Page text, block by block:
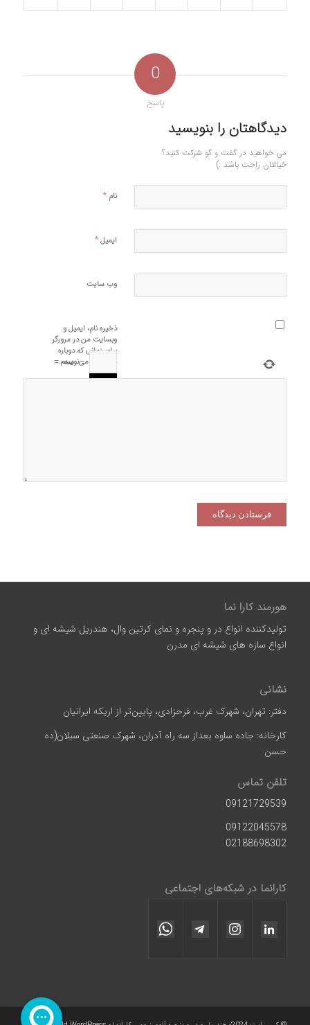
0
پاسخ
دیدگاهتان را بنویسید
می خواهید در گفت و گو شرکت کنید؟
خیالتان راحت باشد :)
نام *
ایمیل*
وب‌ سایت
ذخیره نام، ایمیل و
وبسایت من در مرورگر
برای زمانی که دوباره
دیدگاهی می‌نویسم.
−سه=
هورمند کارا نما
تولیدکننده انواع در و پنجره و نمای کرتین وال، هندریل شیشه ای و
انواع سازه‌ های شیشه‌ ای مدرن
نشانی
دفتر: تهران، شهرک غرب، فرحزادی، پایین‌تر از اریکه ایرانیان
کارخانه: جاده ساوه بعداز سه راه آدران، شهرک صنعتی سبلان(ده
حسن
تلفن تماس
09121729539
09122045578
02188698302
کارانما در شبکه‌های اجتماعی